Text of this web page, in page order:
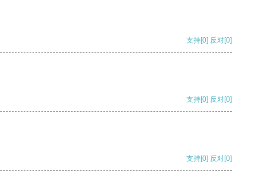
支持[0] 反对[0]
支持[0] 反对[0]
支持[0] 反对[0]